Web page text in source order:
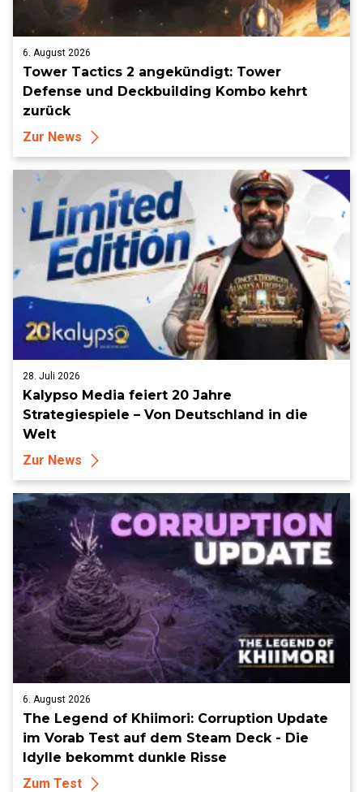
6. August 2026
Tower Tactics 2 angekündigt: Tower
Defense und Deckbuilding Kombo kehrt
zurück
Zur News
28. Juli 2026
Kalypso Media feiert 20 Jahre
Strategiespiele – Von Deutschland in die
Welt
Zur News
6. August 2026
The Legend of Khiimori: Corruption Update
im Vorab Test auf dem Steam Deck - Die
Idylle bekommt dunkle Risse
Zum Test